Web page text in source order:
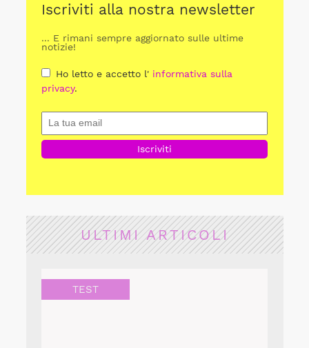
Iscriviti alla nostra newsletter
... E rimani sempre aggiornato sulle ultime
notizie!
Ho letto e accetto l' informativa sulla
privacy.
ULTIMI ARTICOLI
TEST